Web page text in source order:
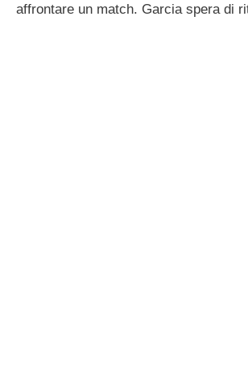
affrontare un match. Garcia spera di